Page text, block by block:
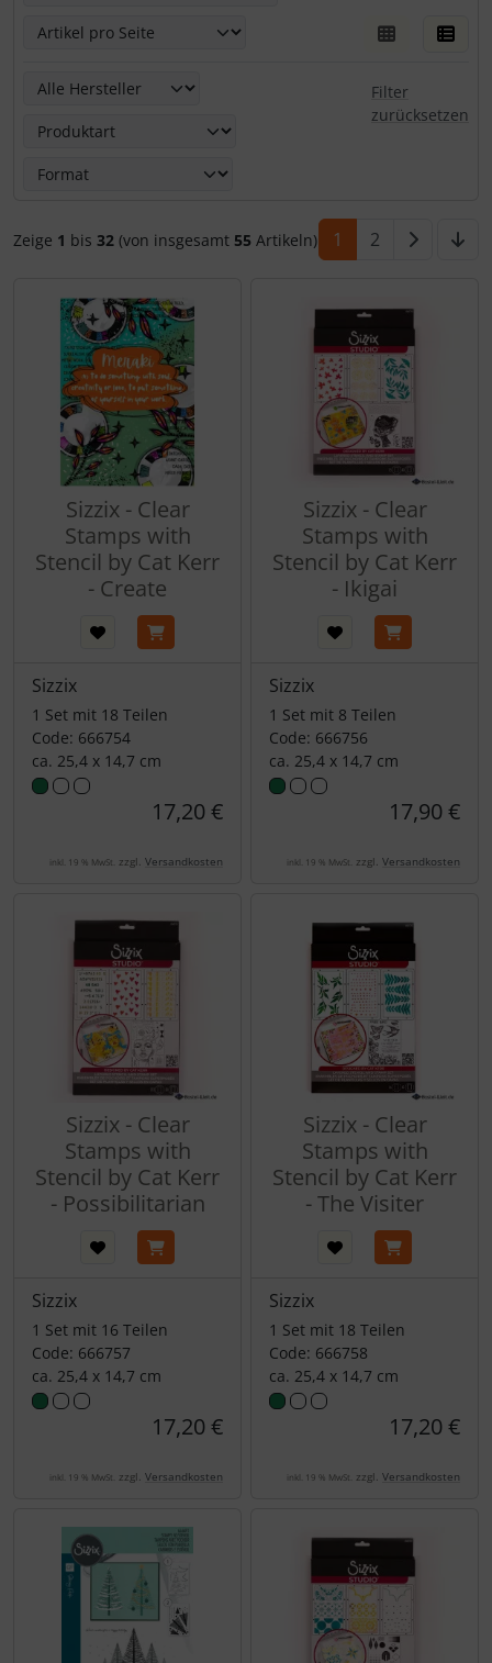
Hier kannst Du die nachfolgenden Artikel nach ihren
Filter
zurücksetzen
Zeige 1 bis32 (von insgesamt 55 Artikeln) 1 2
Sizzix - Clear
Stamps with
Stencil by Cat Kerr
- Create
Sizzix
1 Set mit 18 Teilen
Code: 666754
ca. 25,4 x 14,7 cm
17,20 €
inkl. 19 % MwSt. zzgl. Versandkosten
Sizzix - Clear
Stamps with
Stencil by Cat Kerr
- Ikigai
Sizzix
1 Set mit 8 Teilen
Code: 666756
ca. 25,4 x 14,7 cm
17,90 €
inkl. 19 % MwSt. zzgl. Versandkosten
Sizzix - Clear
Stamps with
Stencil by Cat Kerr
- Possibilitarian
Sizzix
1 Set mit 16 Teilen
Code: 666757
ca. 25,4 x 14,7 cm
17,20 €
inkl. 19 % MwSt. zzgl. Versandkosten
Sizzix - Clear
Stamps with
Stencil by Cat Kerr
- The Visiter
Sizzix
1 Set mit 18 Teilen
Code: 666758
ca. 25,4 x 14,7 cm
17,20 €
inkl. 19 % MwSt. zzgl. Versandkosten